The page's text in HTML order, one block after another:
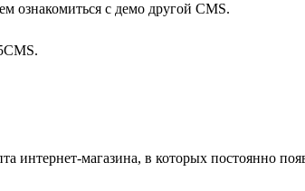
ознакомиться с демо другой CMS.
интернет-магазина, в которых постоянно